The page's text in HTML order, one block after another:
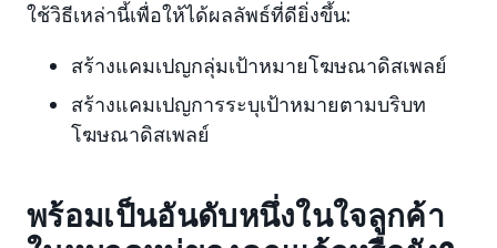
ใช้วิธีเหล่านี้เพื่อให้ได้ผลลัพธ์ที่ดียิ่งขึ้น:
สร้างแคมเปญกลุ่มเป้าหมายโฆษณาดิสเพลย์
สร้างแคมเปญการระบุเป้าหมายตามบริบท
โฆษณาดิสเพลย์
พร้อมเป็นอันดับหนึ่งในใจลูกค้า